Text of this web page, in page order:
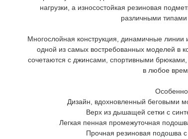
нагрузки, а износостойкая резиновая
различными типами
Многослойная конструкция, динамичные
одной из самых востребованных моделей в
сочетаются с джинсами, спортивными
в любое
Дизайн, вдохновленный беговыми
Верх из дышащей сетки с
Легкая пенная промежуточная
Прочная резиновая подошва